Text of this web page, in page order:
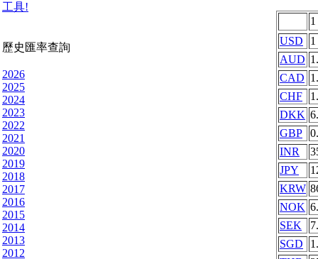
工具!
歷史匯率查詢
2026
2025
2024
2023
2022
2021
2020
2019
2018
2017
2016
2015
2014
2013
2012
1
USD
1
AUD
CAD
CHF
DKK
GBP
INR
JPY
KRW
NOK
SEK
SGD